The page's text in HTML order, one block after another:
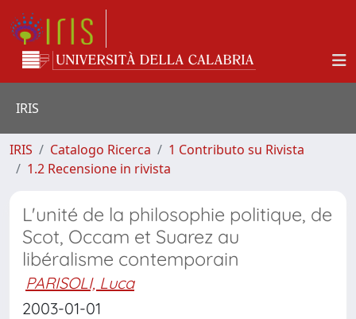
IRIS
IRIS Catalogo Ricerca
1 Contributo su Rivista
1.2 Recensione in rivista
L'unité de la philosophie politique, de
Scot, Occam et Suarez au
libéralisme contemporain
PARISOLI, Luca
2003-01-01